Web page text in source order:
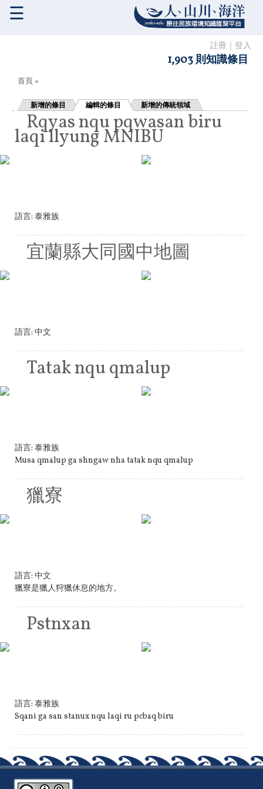
註冊 登入
1,903 則知識條目
☰
您在這裡
首頁 »
新增的條目 編輯的條目 新增的傳統領域
Rqyas nqu pqwasan biru
laqi llyung MNIBU
語言: 泰雅族
宜蘭縣大同國中地圖
語言: 中文
Tatak nqu qmalup
語言: 泰雅族
Musa qmalup ga shngaw nha tatak nqu qmalup
獵寮
語言: 中文
獵寮是獵人狩獵休息的地方。
Pstnxan
語言: 泰雅族
Sqani ga san stanux nqu laqi ru pcbaq biru